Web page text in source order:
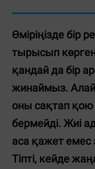
Өміріңізде бір
тырысып
қандай да бір
жинаймыз.
оны сақтап қою
бермейді. Жиі
аса қажет емес
Тіпті, кейде